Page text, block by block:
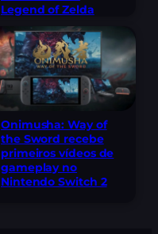
Legend of Zelda
Onimusha: Way of
the Sword recebe
primeiros vídeos de
gameplay no
Nintendo Switch 2